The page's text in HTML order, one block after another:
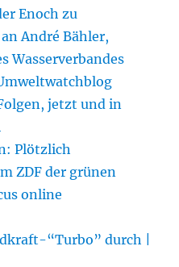
Enoch zu
André Bähler,
Wasserverbandes
jetzt und in
Plötzlich
ZDF der grünen
online
“Turbo” durch |